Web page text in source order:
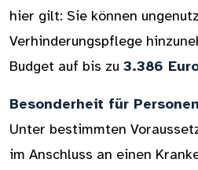
hier gilt: Sie können
Verhinderungspflege
Budget auf bis zu 3.386
Besonderheit für
Unter bestimmten
im Anschluss an einen